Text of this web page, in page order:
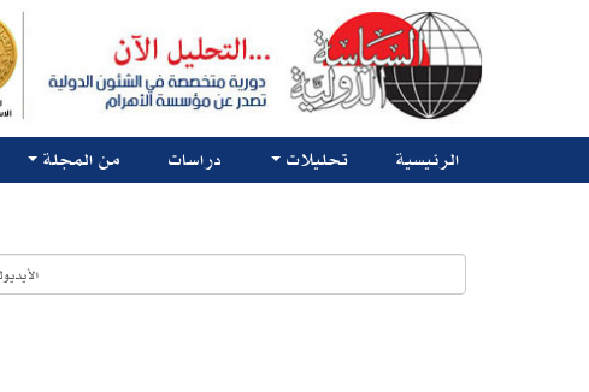
الرئيسية تحليلات دراسات من المجلة